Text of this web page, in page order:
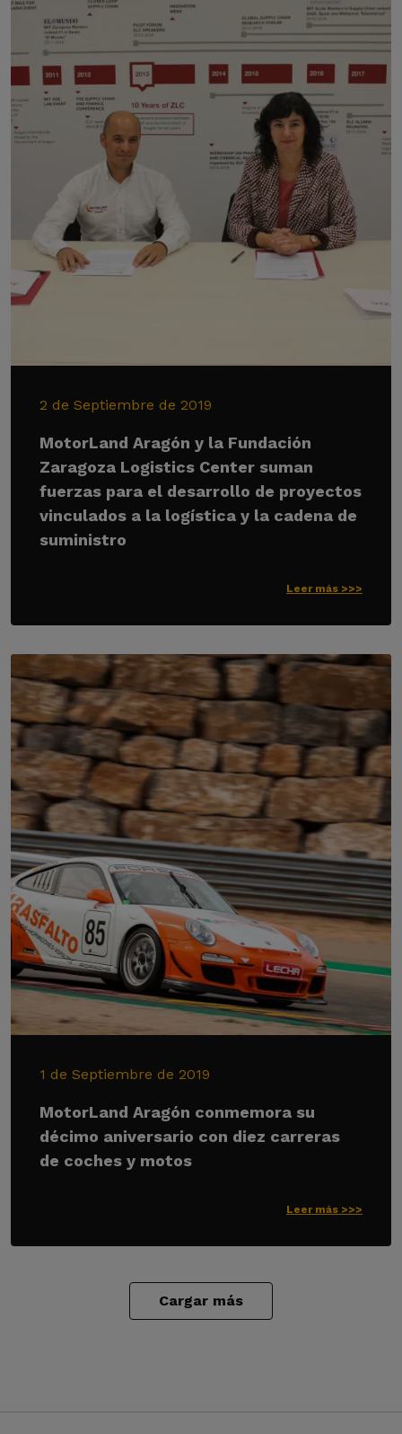
2 de Septiembre de 2019
MotorLand Aragón y la Fundación
Zaragoza Logistics Center suman
fuerzas para el desarrollo de proyectos
vinculados a la logística y la cadena de
suministro
Leer más >>>
1 de Septiembre de 2019
MotorLand Aragón conmemora su
décimo aniversario con diez carreras
de coches y motos
Leer más >>>
Cargar más